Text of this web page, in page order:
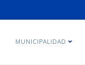
MUNICIPALIDAD